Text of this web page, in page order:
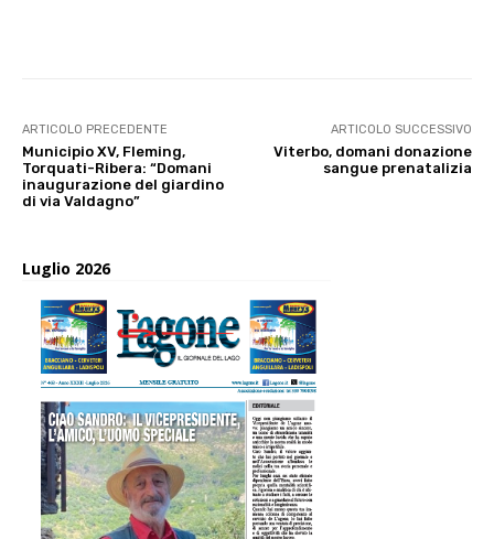
ARTICOLO PRECEDENTE
Municipio XV, Fleming,
Torquati-Ribera: “Domani
inaugurazione del giardino
di via Valdagno”
ARTICOLO SUCCESSIVO
Viterbo, domani donazione
sangue prenatalizia
Luglio 2026